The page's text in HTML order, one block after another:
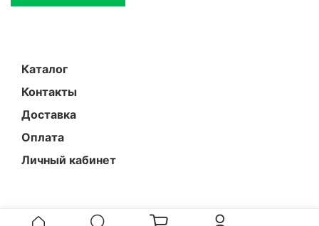
Каталог
Контакты
Доставка
Оплата
Личный кабинет